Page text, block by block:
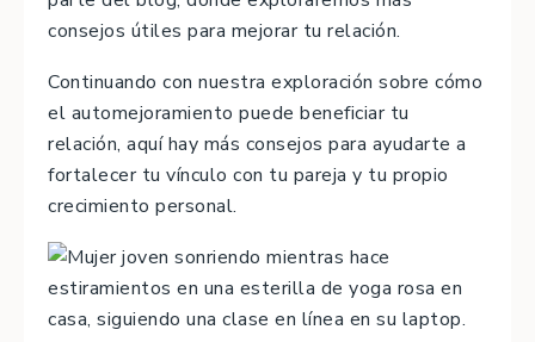
consejos útiles para mejorar tu relación.
Continuando con nuestra exploración sobre cómo
el automejoramiento puede beneficiar tu
relación, aquí hay más consejos para ayudarte a
fortalecer tu vínculo con tu pareja y tu propio
crecimiento personal.